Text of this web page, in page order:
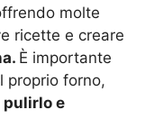
molte
ricette e creare
È importante
proprio forno,
pulirlo e